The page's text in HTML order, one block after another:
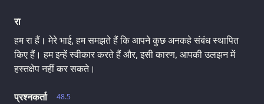
रा
हम रा हैं। मेरे भाई, हम समझते हैं कि आपने कुछ अनकहे संबंध स्थापित
किए हैं। हम इन्हें स्वीकार करते हैं और, इसी कारण, आपकी उलझन में
हस्तक्षेप नहीं कर सकते।
48.5
प्रश्नकर्ता